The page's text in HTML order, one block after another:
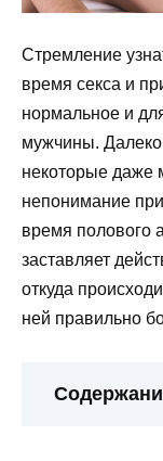
Стремление
время секса и
нормальное и
мужчины.
некоторые даже
непонимание
время полового
заставляет
откуда
ней правильно